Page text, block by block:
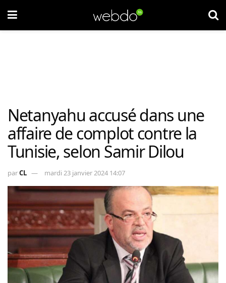
Netanyahu accusé dans une
affaire de complot contre la
Tunisie, selon Samir Dilou
parCL mardi 23 janvier 2024 14:07